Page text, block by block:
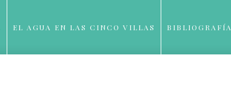
EL AGUA EN LAS CINCO VILLAS BIBLIOGRAFÍA